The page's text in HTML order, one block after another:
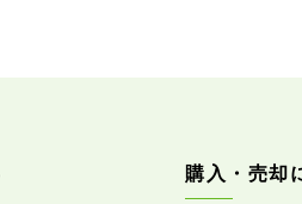
購入・売却